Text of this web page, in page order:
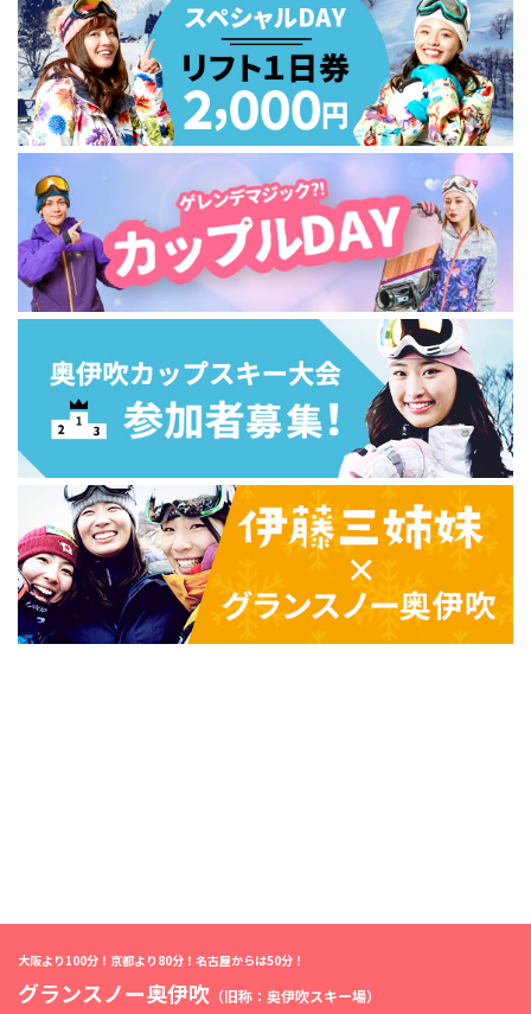
大阪より100分！京都より80分！名古屋からは50分！
グランスノー奥伊吹 （旧称：奥伊吹スキー場）